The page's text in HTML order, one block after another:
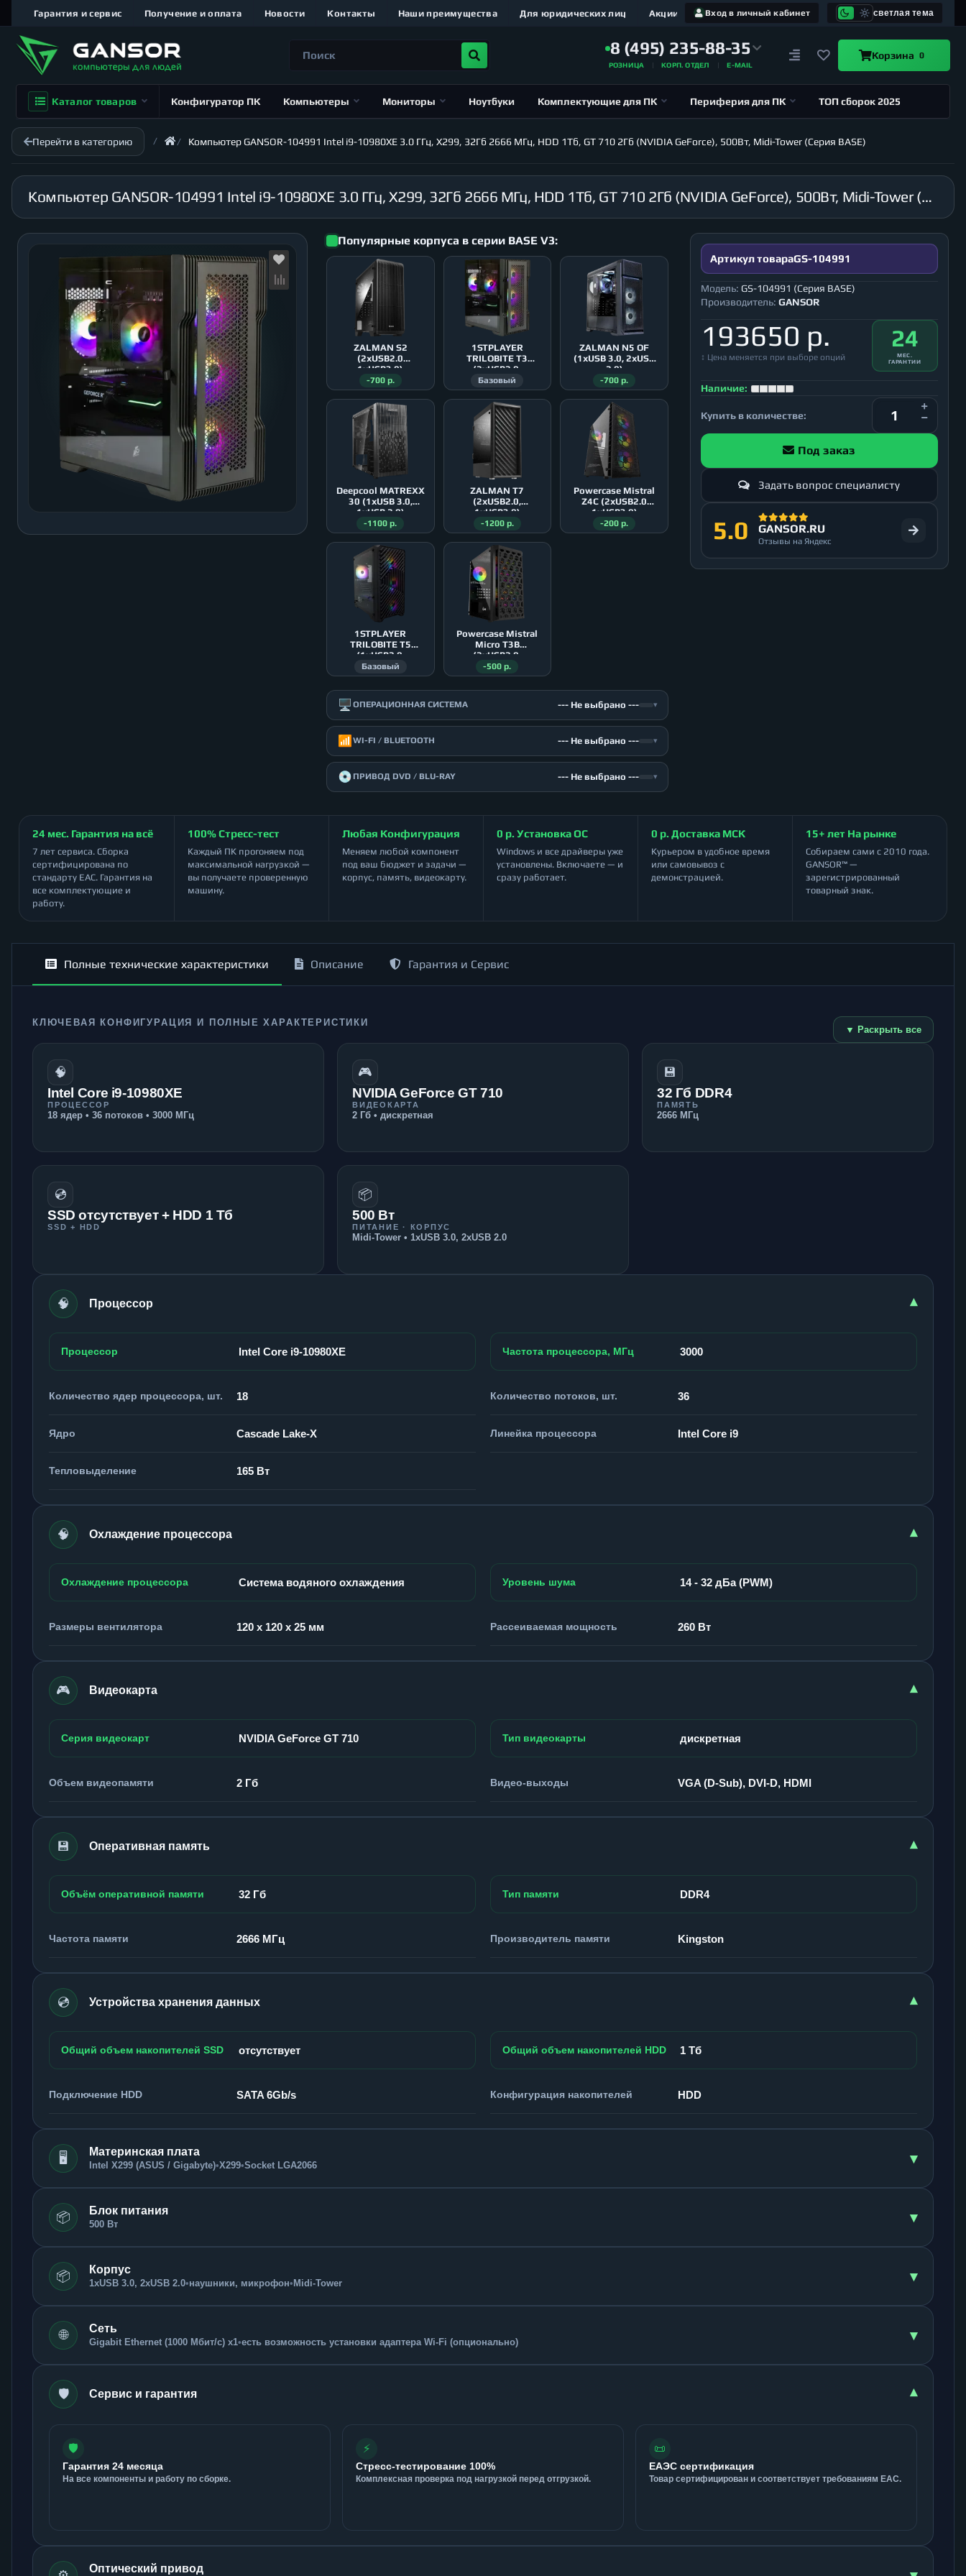
Вход в личный кабинет светлая тема
Гарантия и сервис Получение и оплата Новости Контакты Наши преимущества Для юридических лиц Акции
8 (495) 235-88-35
РОЗНИЦА КОРП. ОТДЕЛ E-MAIL
Корзина 0
Каталог товаров Конфигуратор ПК Компьютеры Мониторы Ноутбуки Комплектующие для ПК Периферия для ПК ТОП сборок 2025
Перейти в категорию Компьютер GANSOR-104991 Intel i9-10980XE 3.0 ГГц, X299, 32Гб 2666 МГц, HDD 1Тб, GT 710 2Гб (NVIDIA GeForce), 500Вт, Midi-Tower (Серия BASE)
Компьютер GANSOR-104991 Intel i9-10980XE 3.0 ГГц, X299, 32Гб 2666 МГц, HDD 1Тб, GT 710 2Гб (NVIDIA GeForce), 500Вт, Midi-Tower (Серия BASE)
Популярные корпуса в серии BASE V3:
ZALMAN S2
(2xUSB2.0
1xUSB3.0)
-700 р.
1STPLAYER
TRILOBITE T3
(2xUSB2.0,
1xUSB3.0)
Базовый
ZALMAN N5 OF
(1xUSB 3.0, 2xUSB
2.0)
-700 р.
Deepcool MATREXX
30 (1xUSB 3.0,
1xUSB 2.0)
-1100 р.
ZALMAN T7
(2xUSB2.0,
1xUSB3.0)
-1200 р.
Powercase Mistral
Z4С (2xUSB2.0
1xUSB3.0)
-200 р.
1STPLAYER
TRILOBITE T5
(1xUSB2.0,
2xUSB3.0)
Базовый
Powercase Mistral
Micro T3B
(2xUSB2.0,
1xUSB3.0)
-500 р.
🖥️ ОПЕРАЦИОННАЯ СИСТЕМА --- Не выбрано --- ▾
📶 WI-FI / BLUETOOTH --- Не выбрано --- ▾
💿 ПРИВОД DVD / BLU-RAY --- Не выбрано --- ▾
Артикул товараGS-104991
Модель: GS-104991 (Серия BASE)
Производитель: GANSOR
193650 р.
↕ Цена меняется при выборе опций
24
МЕС.
ГАРАНТИИ
Наличие:
Купить в количестве:
Под заказ
Задать вопрос специалисту
5.0 GANSOR.RU
Отзывы на Яндекс
24 мес. Гарантия на всё
7 лет сервиса. Сборка
сертифицирована по
стандарту ЕАС. Гарантия на
все комплектующие и
работу.
100% Стресс-тест
Каждый ПК прогоняем под
максимальной нагрузкой —
вы получаете проверенную
машину.
Любая Конфигурация
Меняем любой компонент
под ваш бюджет и задачи —
корпус, память, видеокарту.
0 р. Установка ОС
Windows и все драйверы уже
установлены. Включаете — и
сразу работает.
0 р. Доставка МСК
Курьером в удобное время
или самовывоз с
демонстрацией.
15+ лет На рынке
Собираем сами с 2010 года.
GANSOR™ —
зарегистрированный
товарный знак.
Полные технические характеристики Описание Гарантия и Сервис
КЛЮЧЕВАЯ КОНФИГУРАЦИЯ И ПОЛНЫЕ ХАРАКТЕРИСТИКИ
▼ Раскрыть все
🧠
Intel Core i9-10980XE
ПРОЦЕССОР
18 ядер • 36 потоков • 3000 МГц
🎮
NVIDIA GeForce GT 710
ВИДЕОКАРТА
2 Гб • дискретная
💾
32 Гб DDR4
ПАМЯТЬ
2666 МГц
💿
SSD отсутствует + HDD 1 Тб
SSD + HDD
📦
500 Вт
ПИТАНИЕ · КОРПУС
Midi-Tower • 1xUSB 3.0, 2xUSB 2.0
🧠 Процессор ▾
Процессор Intel Core i9-10980XE Частота процессора, МГц 3000
Количество ядер процессора, шт. 18 Количество потоков, шт. 36
Ядро Cascade Lake-X Линейка процессора Intel Core i9
Тепловыделение 165 Вт
🧠 Охлаждение процессора ▾
Охлаждение процессора Система водяного охлаждения Уровень шума 14 - 32 дБа (PWM)
Размеры вентилятора 120 x 120 x 25 мм Рассеиваемая мощность 260 Вт
🎮 Видеокарта ▾
Серия видеокарт NVIDIA GeForce GT 710 Тип видеокарты дискретная
Объем видеопамяти 2 Гб Видео-выходы VGA (D-Sub), DVI-D, HDMI
💾 Оперативная память ▾
Объём оперативной памяти 32 Гб Тип памяти DDR4
Частота памяти 2666 МГц Производитель памяти Kingston
💿 Устройства хранения данных ▾
Общий объем накопителей SSD отсутствует Общий объем накопителей HDD 1 Тб
Подключение HDD SATA 6Gb/s Конфигурация накопителей HDD
🖥️ Материнская плата
Intel X299 (ASUS / Gigabyte)•X299•Socket LGA2066 ▾
📦 Блок питания
500 Вт ▾
📦 Корпус
1xUSB 3.0, 2xUSB 2.0•наушники, микрофон• Midi-Tower ▾
🌐 Сеть
Gigabit Ethernet (1000 Мбит/с) x1•есть возможность установки адаптера Wi-Fi (опционально) ▾
🛡️ Сервис и гарантия ▾
🛡️
Гарантия 24 месяца
На все компоненты и работу по сборке.
⚡
Стресс-тестирование 100%
Комплексная проверка под нагрузкой перед отгрузкой.
📜
ЕАЭС сертификация
Товар сертифицирован и соответствует требованиям ЕАС.
Оптический привод